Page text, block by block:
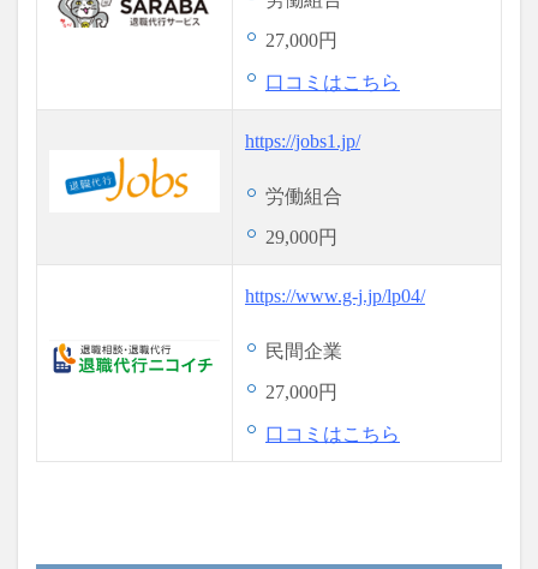
27,000円
口コミはこちら
https://jobs1.jp/
労働組合
29,000円
https://www.g-j.jp/lp04/
民間企業
27,000円
口コミはこちら